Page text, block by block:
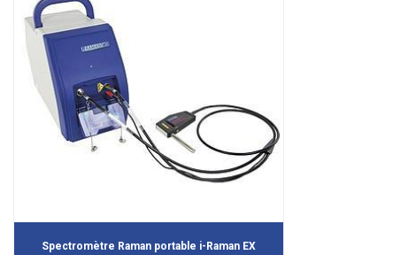
Spectromètre Raman portable i-Raman EX